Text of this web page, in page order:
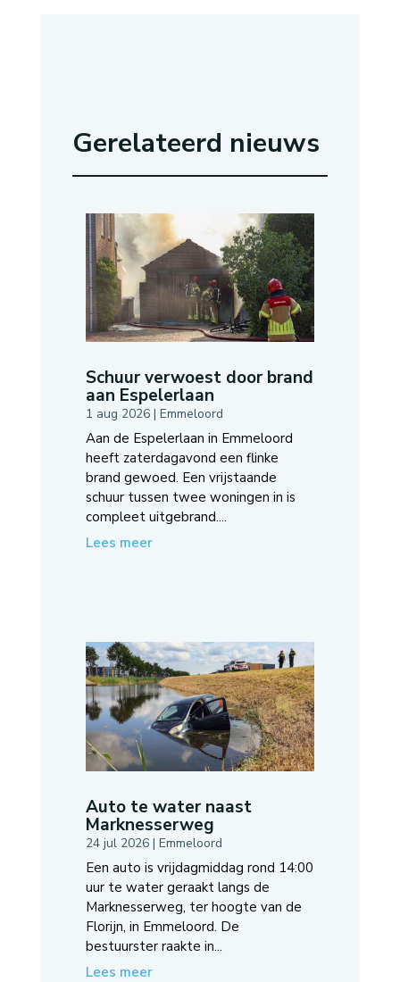
Gerelateerd nieuws
Schuur verwoest door brand
aan Espelerlaan
1 aug 2026| Emmeloord
Aan de Espelerlaan in Emmeloord
heeft zaterdagavond een flinke
brand gewoed. Een vrijstaande
schuur tussen twee woningen in is
compleet uitgebrand....
Lees meer
Auto te water naast
Marknesserweg
24 jul 2026| Emmeloord
Een auto is vrijdagmiddag rond 14:00
uur te water geraakt langs de
Marknesserweg, ter hoogte van de
Florijn, in Emmeloord. De
bestuurster raakte in...
Lees meer